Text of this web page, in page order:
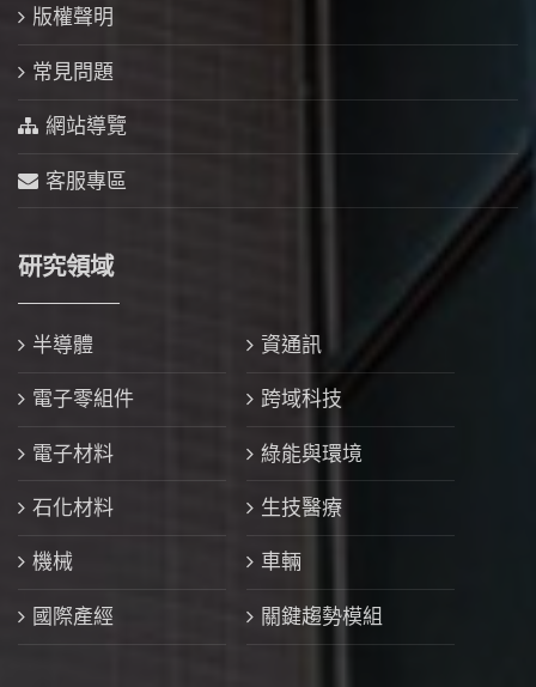
版權聲明
常見問題
網站導覽
客服專區
研究領域
半導體 資通訊
電子零組件 跨域科技
電子材料 綠能與環境
石化材料 生技醫療
機械 車輛
國際產經 關鍵趨勢模組